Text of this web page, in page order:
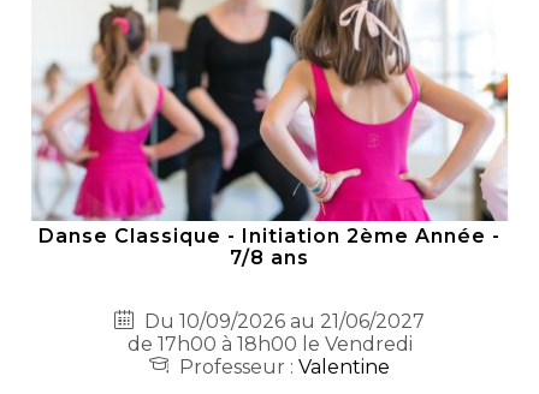
Danse Classique - Initiation 2ème Année -
7/8 ans
Du 10/09/2026 au 21/06/2027
de 17h00 à 18h00 le Vendredi
Professeur : Valentine